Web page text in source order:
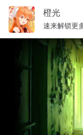
橙光
速来解锁更